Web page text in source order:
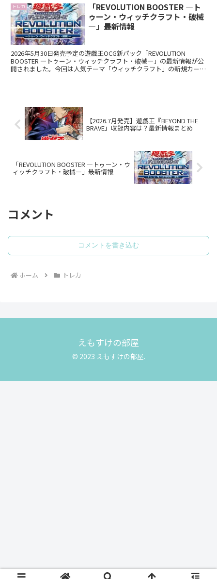
トレカ
「REVOLUTION BOOSTER ―ト
ゥーン・ウィッチクラフト・破械
―」最新情報
2026年5月30日発売予定の遊戯王OCG新パック「REVOLUTION
BOOSTER ―トゥーン・ウィッチクラフト・破械―」の最新情報が公
開されました。今回は人気テーマ「ウィッチクラフト」の新規カード
【2026.7月発売】遊戯王『BEYOND THE
BRAVE』収録内容は？最新情報まとめ
「REVOLUTION BOOSTER ―トゥーン・ウ
ィッチクラフト・破械―」最新情報
コメント
コメントを書き込む
ホーム トレカ
えもすけの部屋
© 2023 えもすけの部屋.